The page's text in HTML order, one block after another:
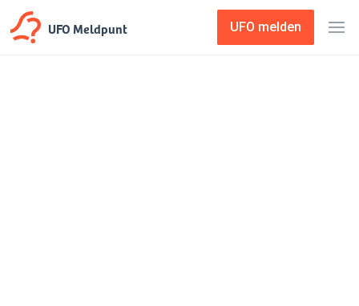
UFO Meldpunt UFO melden